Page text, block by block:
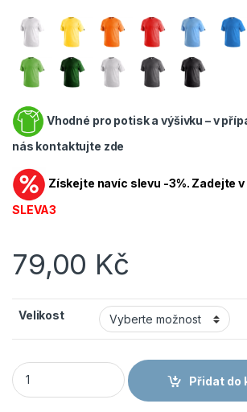
Vhodné pro potisk a výšivku – v
nás kontaktujte zde
Získejte navíc slevu -3%. Zadejte v
SLEVA3
79,00 Kč
Velikost
CANIS CXS DANIEL - Pánské tričko s
Přidat do